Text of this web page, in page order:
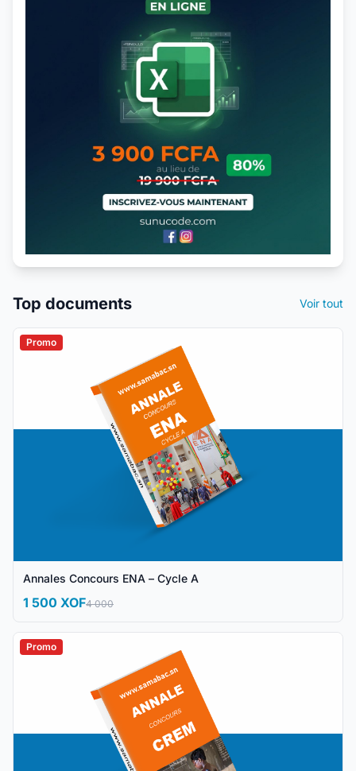
Top documents Voir tout
Promo
Annales Concours ENA – Cycle A
1 500 XOF4 000
Promo